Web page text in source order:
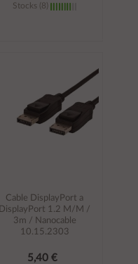
Stocks (8)
Cable DisplayPort a
DisplayPort 1.2 M/M /
3m / Nanocable
10.15.2303
5,40 €